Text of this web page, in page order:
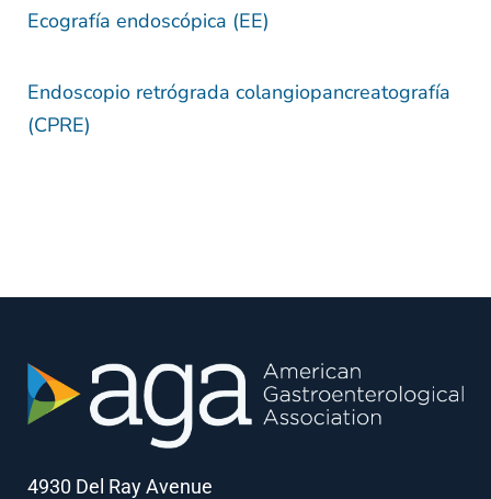
Ecografía endoscópica (EE)
Endoscopio retrógrada colangiopancreatografía
(CPRE)
4930 Del Ray Avenue